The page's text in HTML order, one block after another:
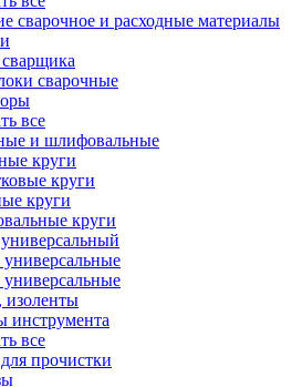
сварочное и расходные материалы
сварочные
все
и шлифовальные
круги
круги
круги
круги
инструмента
все
прочистки